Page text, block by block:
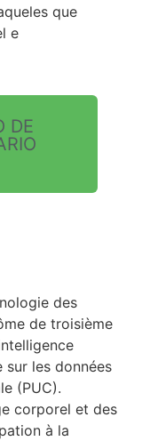
que
e
DE
des
de troisième
les données
(PUC).
corporel et des
à la